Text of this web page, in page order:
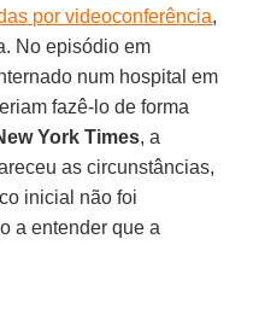
por videoconferência,
No episódio em
num hospital em
fazê-lo de forma
York Times, a
as circunstâncias,
inicial não foi
a entender que a